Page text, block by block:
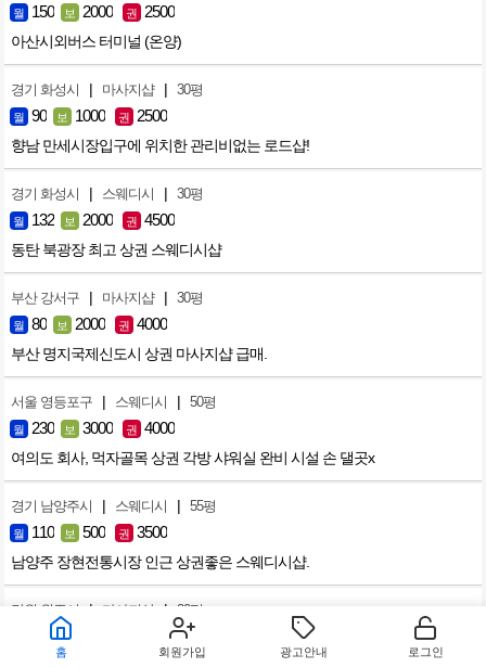
월 150 보 2000 권 2500
아산시외버스 터미널 (온양)
경기 화성시 | 마사지샵 | 30평
월 90 보 1000 권 2500
향남 만세시장입구에 위치한 관리비없는 로드샵!
경기 화성시 | 스웨디시 | 30평
월 132 보 2000 권 4500
동탄 북광장 최고 상권 스웨디시샵
부산 강서구 | 마사지샵 | 30평
월 80 보 2000 권 4000
부산 명지국제신도시 상권 마사지샵 급매.
서울 영등포구 | 스웨디시 | 50평
월 230 보 3000 권 4000
여의도 회사, 먹자골목 상권 각방 샤워실 완비 시설 손 댈곳x
경기 남양주시 | 스웨디시 | 55평
월 110 보 500 권 3500
남양주 장현전통시장 인근 상권좋은 스웨디시샵.
강원 원주시 | 마사지샵 | 30평
보
홈 회원가입 광고안내 로그인